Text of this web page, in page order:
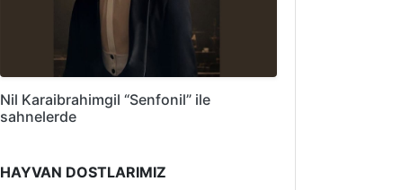
Nil Karaibrahimgil “Senfonil” ile
sahnelerde
HAYVAN DOSTLARIMIZ